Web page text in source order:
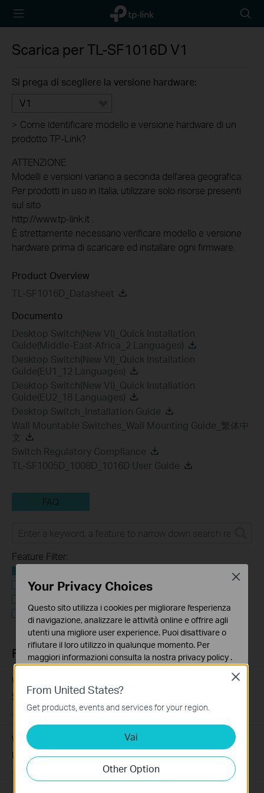
TP-Link,
Reliably
icon
Scarica perTL-SF1016D V1
Si prega di scegliere la versione hardware:
V1
> Come identificare modello e versione hardware di un
prodotto TP-Link?
ATTENZIONE
Modelli e versioni variano a seconda dell'area geografica.
Per prodotti in uso in Italia, utilizzare solo risorse presenti
sul sito
http://www.tp-link.it .
È strettamente necessario verificare modello e versione
hardware prima di scaricare ed installare ogni firmware.
Product Overview
TL-SF1016D_Datasheet
Documento
Desktop Switch(New VI)_Quick Installation
Guide(Middle-East-Africa_2 Languages)
Desktop Switch(New VI)_Quick Installation
Guide(EU1_12 Languages)
Desktop Switch(New VI)_Quick Installation
Guide(EU2_18 Languages)
Desktop Switch_Installation Guide
Wall Mountable Switches_Wall Mounting Guide_繁体中
文
Switch Regulatory Compliance
TL-SF1005D_1008D_1016D User Guide
FAQ
Feature Filter:
User Application Requirement
Q&A of functional explanation or specification
parameters
FAQs
What Are the Differences in Features and Application
Scenarios Among Various Series Switches
07-31-2026
Why Are the Ethernet LED Indicators Off on My TP-Link
Unmanaged Switch?
07-17-2026 415708views
From United States?
Get products, events and services for your region.
Vai
Other Option
Close
Your Privacy Choices
Questo sito utilizza i cookies per migliorare l'esperienza
di navigazione, analizzare le attività online e offrire agli
utenti una migliore user experience. Puoi disattivare o
rifiutare il loro utilizzo in qualunque momento. Per
maggiori informazioni consulta la nostra privacy policy .
Questi cookies sono necessari per il corretto
funzionamento del sito e non possono essere disattivati
nel tuo sistema.
Analytics e Marketing Cookies
I cookies analitici ci permettono di analizzare le tue
attività sul nostro sito allo scopo di migliorarne le
funzionalità.
Close